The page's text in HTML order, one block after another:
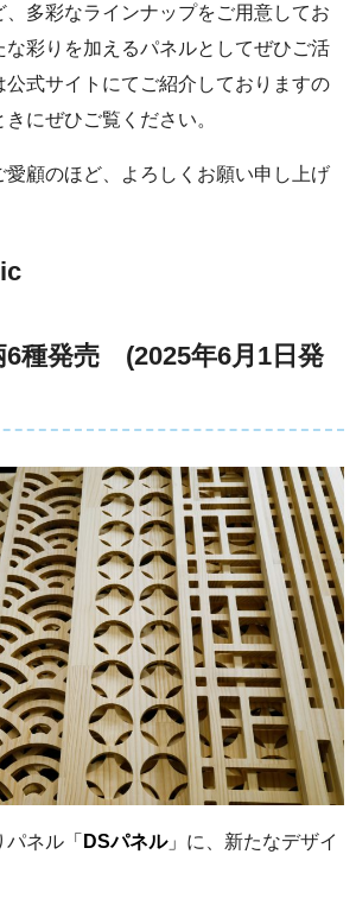
、多彩なラインナップをご用意してお
な彩りを加えるパネルとしてぜひご活
公式サイトにてご紹介しておりますの
にぜひご覧ください。
愛顧のほど、よろしくお願い申し上げ
種発売 (2025年6月1日発
パネル 「 DSパネル」 に、新たなデザイ